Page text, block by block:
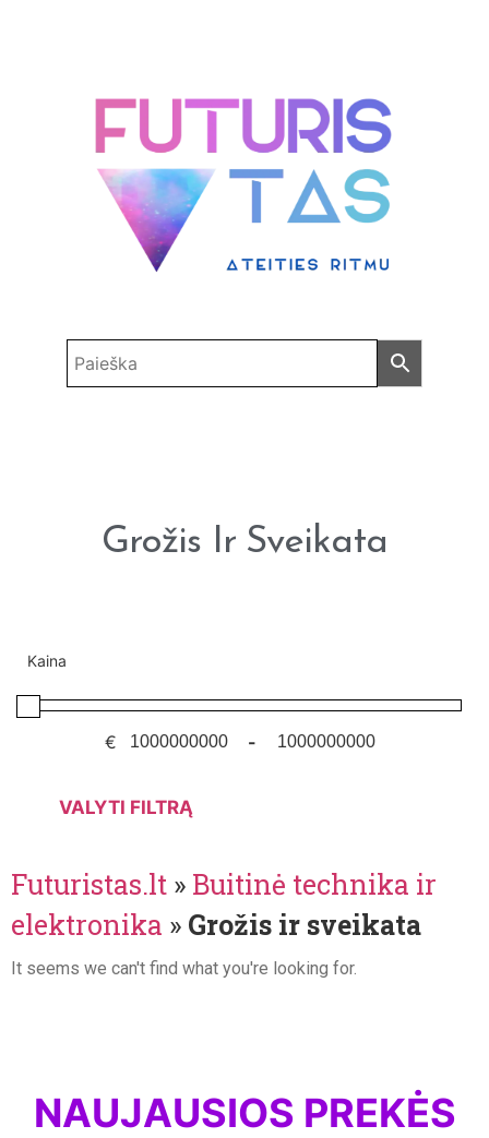
Grožis Ir Sveikata
Kaina
€ -
VALYTI FILTRĄ
Futuristas.lt » Buitinė technika ir
elektronika » Grožis ir sveikata
It seems we can't find what you're looking for.
NAUJAUSIOS PREKĖS